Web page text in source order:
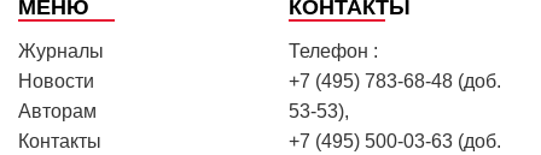
МЕНЮ
Журналы
Новости
Авторам
Контакты
КОНТАКТЫ
Телефон :
+7 (495) 783-68-48 (доб.
53-53),
+7 (495) 500-03-63 (доб.